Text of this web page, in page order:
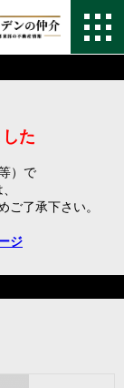
た
）で
ご了承下さい。
ジ